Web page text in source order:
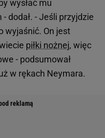
wysłać mu
dodał. - Jeśli przyjdzie
wyjaśnić. On jest
piłki nożnej, więc
- podsumował
w rękach Neymara.